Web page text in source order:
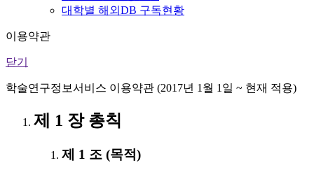
대학별 해외DB 구독현황
이용약관
닫기
학술연구정보서비스 이용약관 (2017년 1월 1일 ~ 현재 적용)
제 1 장 총칙
제 1 조 (목적)